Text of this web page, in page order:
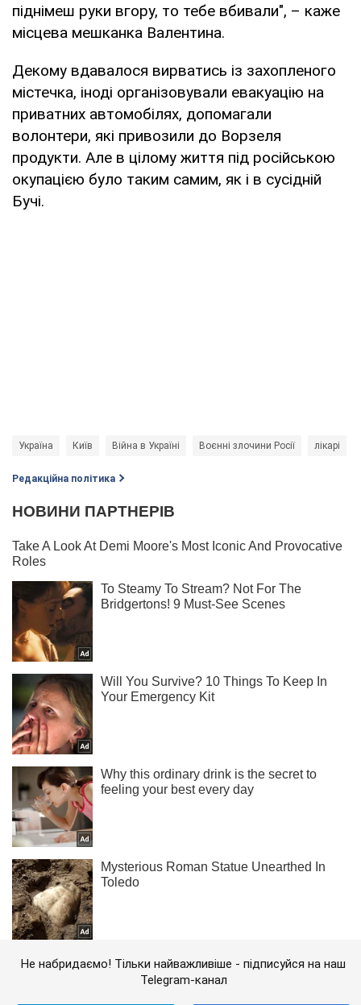
піднімеш руки вгору, то тебе вбивали", – каже
місцева мешканка Валентина.
Декому вдавалося вирватись із захопленого
містечка, іноді організовували евакуацію на
приватних автомобілях, допомагали
волонтери, які привозили до Ворзеля
продукти. Але в цілому життя під російською
окупацією було таким самим, як і в сусідній
Бучі.
Україна Київ Війна в Україні Воєнні злочини Росії лікарі
Редакційна політика
Не набридаємо! Тільки найважливіше - підписуйся на наш
Telegram-канал